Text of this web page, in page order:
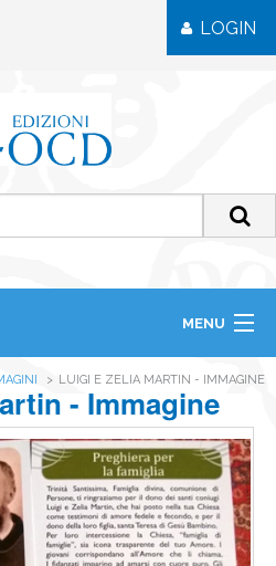
LOGIN
MENU
0
LUIGI E ZELIA MARTIN - IMMAGINE
- Immagine